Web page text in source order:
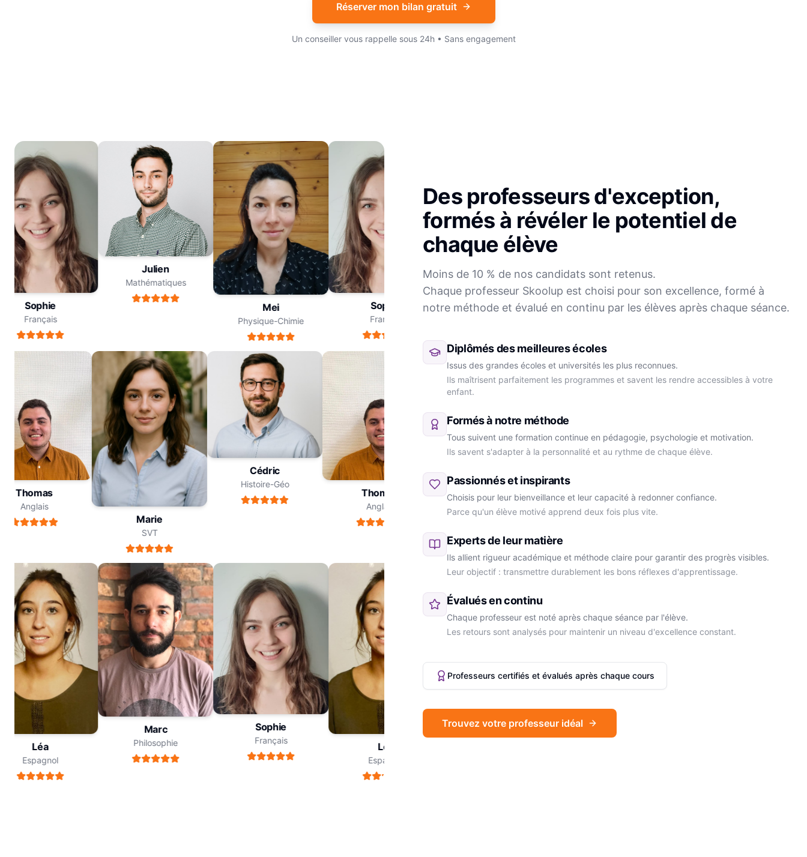
Réserver mon bilan gratuit
Un conseiller vous rappelle sous 24h • Sans engagement
Sophie
Français
Julien
Mathématiques
Mei
Physique-Chimie
Sophie
Français
Julien
Mei Sophie
Thomas
Anglais
Marie
SVT
Cédric
Histoire-Géo
Thomas
Anglais
Marie
Léa
Espagnol
Marc
Philosophie
Sophie
Français Léa
Espagnol
Marc Sophie
Français
Des professeurs d'exception,
formés à révéler le potentiel de
chaque élève
Moins de 10 % de nos candidats sont retenus.
Chaque professeur Skoolup est choisi pour son excellence, formé à
notre méthode et évalué en continu par les élèves après chaque séance.
Diplômés des meilleures écoles
Issus des grandes écoles et universités les plus reconnues.
Ils maîtrisent parfaitement les programmes et savent les rendre accessibles à votre
enfant.
Formés à notre méthode
Tous suivent une formation continue en pédagogie, psychologie et motivation.
Ils savent s'adapter à la personnalité et au rythme de chaque élève.
Passionnés et inspirants
Choisis pour leur bienveillance et leur capacité à redonner confiance.
Parce qu'un élève motivé apprend deux fois plus vite.
Experts de leur matière
Ils allient rigueur académique et méthode claire pour garantir des progrès visibles.
Leur objectif : transmettre durablement les bons réflexes d'apprentissage.
Évalués en continu
Chaque professeur est noté après chaque séance par l'élève.
Les retours sont analysés pour maintenir un niveau d'excellence constant.
Professeurs certifiés et évalués après chaque cours
Trouvez votre professeur idéal